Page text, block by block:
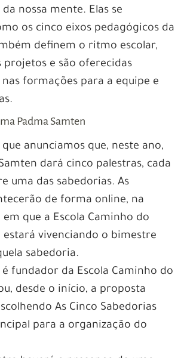
nossa mente. Elas se
os cinco eixos pedagógicos da
definem o ritmo escolar,
projetos e são oferecidas
formações para a equipe e
Padma Samten
anunciamos que, neste ano,
dará cinco palestras, cada
uma das sabedorias. As
de forma online, na
que a Escola Caminho do
vivenciando o bimestre
sabedoria.
fundador da Escola Caminho do
desde o início, a proposta
As Cinco Sabedorias
para a organização do